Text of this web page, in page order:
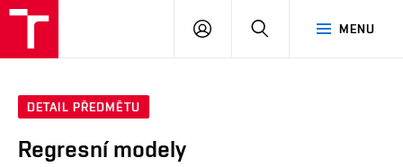
Brno
MENU
PŘIHLÁSIT
DETAIL PŘEDMĚTU
Regresní modely